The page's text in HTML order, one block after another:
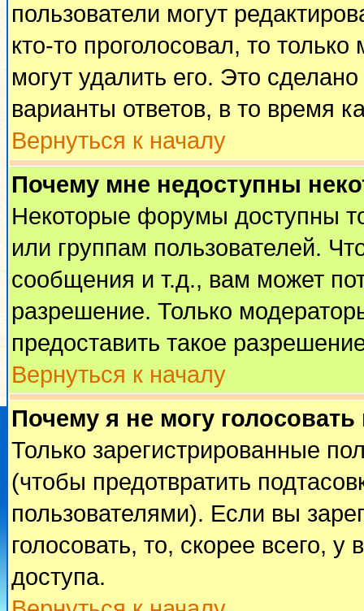
пользователи могут
кто-то проголосовал, то
могут удалить его. Это
варианты ответов, в то время
Вернуться к началу
Почему мне недоступны
Некоторые форумы доступны
или группам пользователей.
сообщения и т.д., вам может
разрешение. Только
предоставить такое
Вернуться к началу
Почему я не могу
Только зарегистрированные
(чтобы предотвратить
пользователями). Если вы
голосовать, то, скорее всего,
доступа.